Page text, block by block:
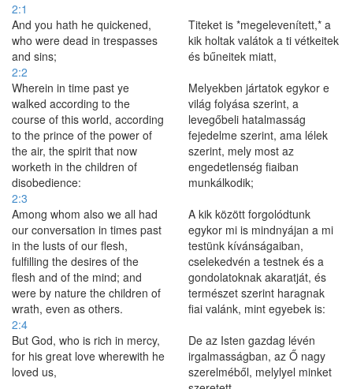
2:1
And you hath he quickened,
who were dead in trespasses
and sins;
Titeket is *megelevenített,* a
kik holtak valátok a ti vétkeitek
és bűneitek miatt,
2:2
Wherein in time past ye
walked according to the
course of this world, according
to the prince of the power of
the air, the spirit that now
worketh in the children of
disobedience:
Melyekben jártatok egykor e
világ folyása szerint, a
levegőbeli hatalmasság
fejedelme szerint, ama lélek
szerint, mely most az
engedetlenség fiaiban
munkálkodik;
2:3
Among whom also we all had
our conversation in times past
in the lusts of our flesh,
fulfilling the desires of the
flesh and of the mind; and
were by nature the children of
wrath, even as others.
A kik között forgolódtunk
egykor mi is mindnyájan a mi
testünk kívánságaiban,
cselekedvén a testnek és a
gondolatoknak akaratját, és
természet szerint haragnak
fiai valánk, mint egyebek is:
2:4
But God, who is rich in mercy,
for his great love wherewith he
loved us,
De az Isten gazdag lévén
irgalmasságban, az Ő nagy
szerelméből, melylyel minket